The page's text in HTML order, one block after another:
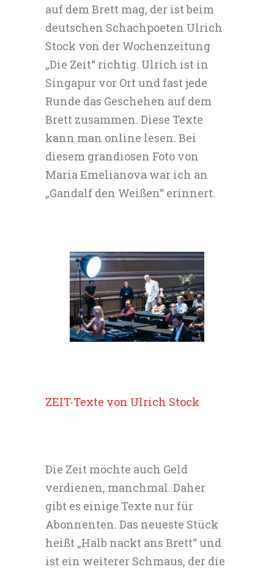
auf dem Brett mag, der ist beim
deutschen Schachpoeten Ulrich
Stock von der Wochenzeitung
„Die Zeit“ richtig. Ulrich ist in
Singapur vor Ort und fast jede
Runde das Geschehen auf dem
Brett zusammen. Diese Texte
kann man online lesen. Bei
diesem grandiosen Foto von
Maria Emelianova war ich an
„Gandalf den Weißen“ erinnert.
ZEIT-Texte von Ulrich Stock
Die Zeit möchte auch Geld
verdienen, manchmal. Daher
gibt es einige Texte nur für
Abonnenten. Das neueste Stück
heißt „Halb nackt ans Brett“ und
ist ein weiterer Schmaus, der die